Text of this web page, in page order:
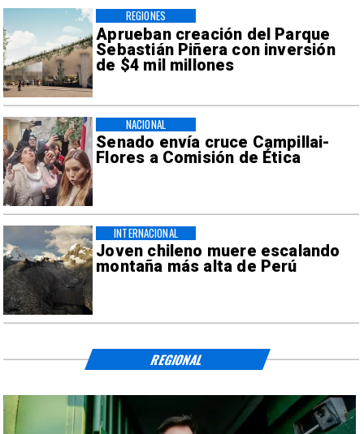
Aprueban creación del Parque
Sebastián Piñera con inversión
de $4 mil millones
REGIONES
Senado envía cruce Campillai-
Flores a Comisión de Ética
NACIONAL
Joven chileno muere escalando
montaña más alta de Perú
INTERNACIONAL
REGIONAL